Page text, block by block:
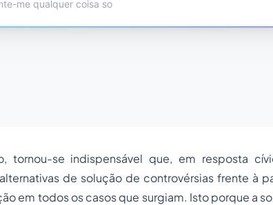
tornou-se indispensável que, em resposta
de solução de controvérsias frente à
em todos os casos que surgiam. Isto porque a